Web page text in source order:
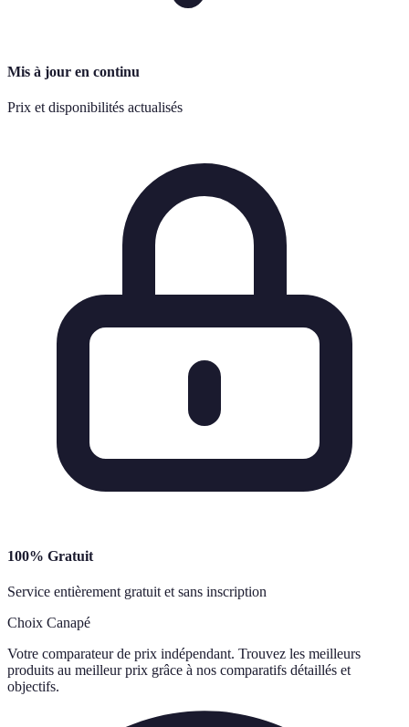
Mis à jour en continu
Prix et disponibilités actualisés
100% Gratuit
Service entièrement gratuit et sans inscription
Choix Canapé
Votre comparateur de prix indépendant. Trouvez les meilleurs
produits au meilleur prix grâce à nos comparatifs détaillés et
objectifs.